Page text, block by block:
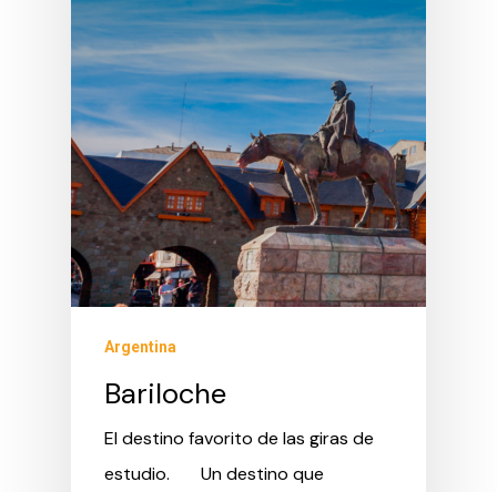
Argentina
Bariloche
El destino favorito de las giras de
estudio. Un destino que